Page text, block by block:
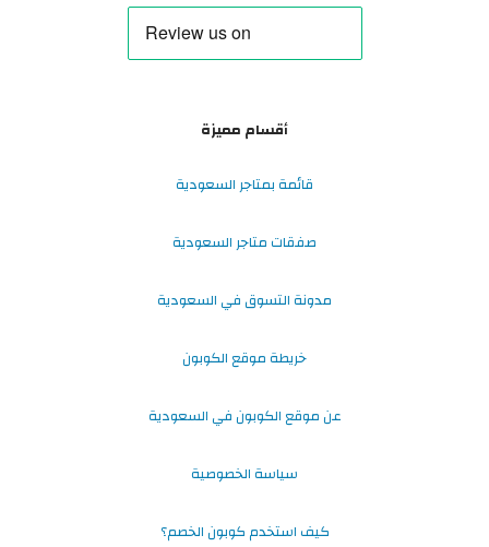
أقسام مميزة
قائمة بمتاجر السعودية
صفقات متاجر السعودية
مدونة التسوق في السعودية
خريطة موقع الكوبون
عن موقع الكوبون في السعودية
سياسة الخصوصية
كيف استخدم كوبون الخصم؟